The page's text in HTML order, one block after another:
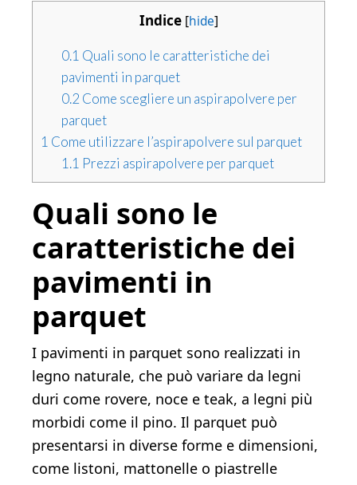
Indice [hide]
0.1 Quali sono le caratteristiche dei
pavimenti in parquet
0.2 Come scegliere un aspirapolvere per
parquet
1 Come utilizzare l’aspirapolvere sul parquet
1.1 Prezzi aspirapolvere per parquet
Quali sono le
caratteristiche dei
pavimenti in
parquet
I pavimenti in parquet sono realizzati in
legno naturale, che può variare da legni
duri come rovere, noce e teak, a legni più
morbidi come il pino. Il parquet può
presentarsi in diverse forme e dimensioni,
come listoni, mattonelle o piastrelle